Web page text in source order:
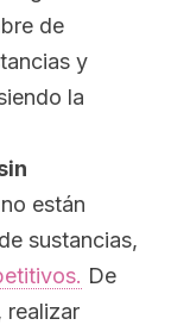
de
y
la
están
sustancias,
De
realizar